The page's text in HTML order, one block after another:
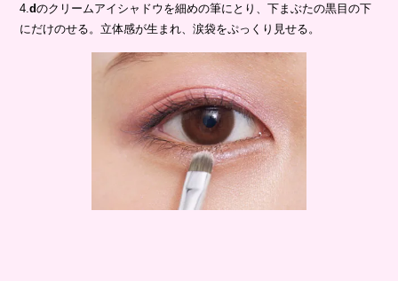
4.dのクリームアイシャドウを細めの筆にとり、下まぶたの黒目の下
にだけのせる。立体感が生まれ、涙袋をぷっくり見せる。